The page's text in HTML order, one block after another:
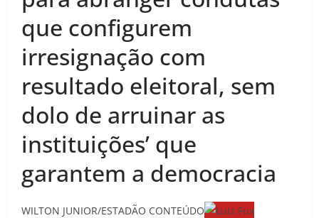
que configurem
irresignação com
resultado eleitoral, sem
dolo de arruinar as
instituições’ que
garantem a democracia
WILTON JUNIOR/ESTADÃO CONTEÚDO